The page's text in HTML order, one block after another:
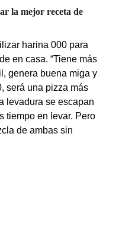
la mejor receta de
harina 000 para
en casa. “Tiene más
genera buena miga y
será una pizza más
levadura se escapan
tiempo en levar. Pero
de ambas sin